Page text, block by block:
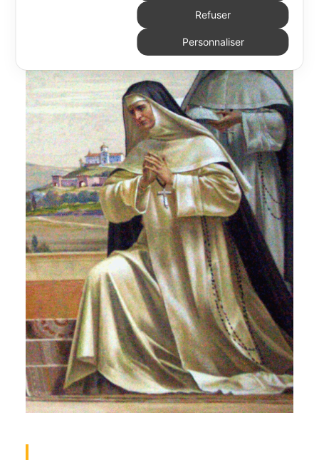
Refuser
Personnaliser